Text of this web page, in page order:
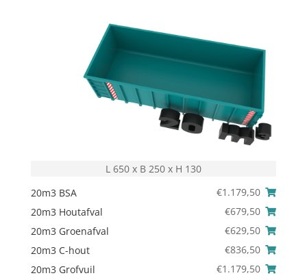
L 650 x B 250 x H 130
20m3 BSA
€1.179,50
20m3 Houtafval
€679,50
20m3 Groenafval
€629,50
20m3 C-hout
€836,50
20m3 Grofvuil
€1.179,50